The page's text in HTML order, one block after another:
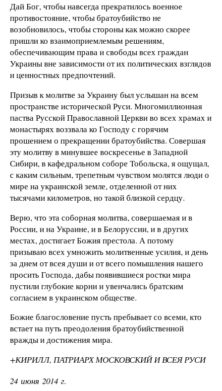
Дай Бог, чтобы навсегда прекратилось военное
противостояние, чтобы братоубийство не
возобновилось, чтобы стороны как можно скорее
пришли ко взаимоприемлемым решениям,
обеспечивающим права и свободы всех граждан
Украины вне зависимости от их политических взглядов
и ценностных предпочтений.
Призыв к молитве за Украину был услышан на всем
пространстве исторической Руси. Многомиллионная
паства Русской Православной Церкви во всех храмах и
монастырях воззвала ко Господу с горячим
прошением о прекращении братоубийства. Совершая
эту молитву в минувшее воскресенье в Западной
Сибири, в кафедральном соборе Тобольска, я ощущал,
с каким сильным, трепетным чувством молятся люди о
мире на украинской земле, отделенной от них
тысячами километров, но такой близкой сердцу.
Верю, что эта соборная молитва, совершаемая и в
России, и на Украине, и в Белоруссии, и в других
местах, достигает Божия престола. А потому
призываю всех умножить молитвенные усилия, и день
за днем от всея души и от всего помышления нашего
просить Господа, дабы появившиеся ростки мира
пустили глубокие корни и увенчались братским
согласием в украинском обществе.
Божие благословение пусть пребывает со всеми, кто
встает на путь преодоления братоубийственной
вражды и достижения мира.
+КИРИЛЛ, ПАТРИАРХ МОСКОВСКИЙ И ВСЕЯ РУСИ
24 июня 2014 г.